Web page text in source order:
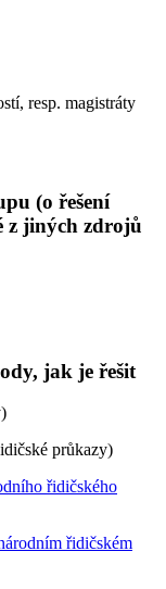
resp. magistráty
(o řešení
z jiných zdrojů
jak je řešit
průkazy)
řidičského
řidičském